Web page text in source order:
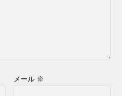
メール ※